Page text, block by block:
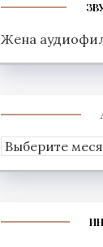
Жена
Архивы